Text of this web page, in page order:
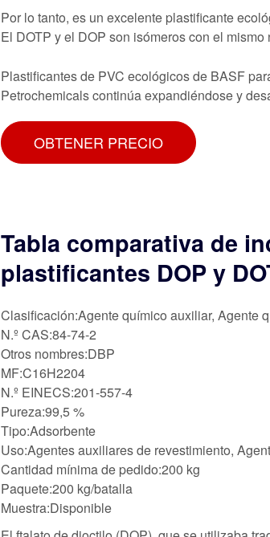
Por lo tanto, es un excelente plastificante
El DOTP y el DOP son isómeros con el
Plastificantes de PVC ecológicos de BASF
Petrochemicals continúa expandiéndose y
OBTENER PRECIO
Tabla comparativa de
plastificantes DOP y
Clasificación:Agente químico auxiliar, Agente
N.º CAS:84-74-2
Otros nombres:DBP
MF:C16H2204
N.º EINECS:201-557-4
Pureza:99,5 %
Tipo:Adsorbente
Uso:Agentes auxiliares de revestimiento,
Cantidad mínima de pedido:200 kg
Paquete:200 kg/batalla
Muestra:Disponible